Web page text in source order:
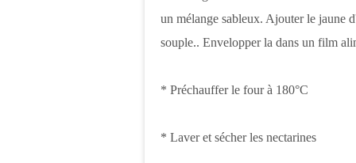
un mélange sableux. Ajouter le jaune
souple.. Envelopper la dans un film
* Préchauffer le four à 180°C
* Laver et sécher les nectarines